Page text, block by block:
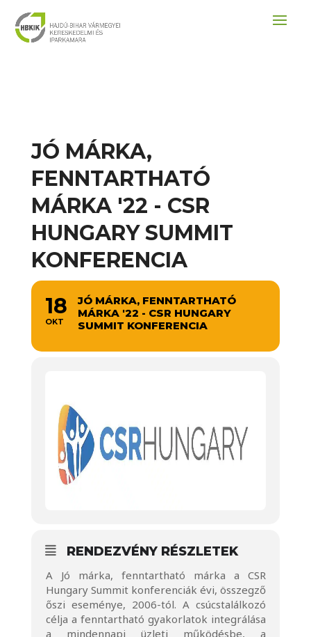
JÓ MÁRKA,
FENNTARTHATÓ
MÁRKA '22 - CSR
HUNGARY SUMMIT
KONFERENCIA
18
OKT
JÓ MÁRKA, FENNTARTHATÓ
MÁRKA '22 - CSR HUNGARY
SUMMIT KONFERENCIA
RENDEZVÉNY RÉSZLETEK
A Jó márka, fenntartható márka aCSR
Hungary Summit konferenciák évi, összegző
őszi eseménye, 2006-tól. A csúcstalálkozó
célja a fenntartható gyakorlatok integrálása
a mindennapi üzleti működésbe, a